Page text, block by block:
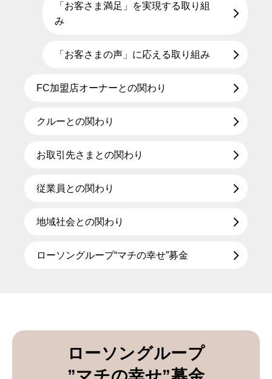
「お客さま満足」を実現する取り組
み
「お客さまの声」に応える取り組み
FC加盟店オーナーとの関わり
クルーとの関わり
お取引先さまとの関わり
従業員との関わり
地域社会との関わり
ローソングループ“マチの幸せ”募金
ローソングループ